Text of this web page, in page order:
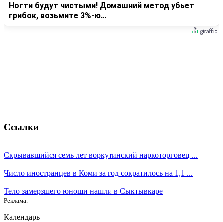
Ногти будут чистыми! Домашний метод убьет
грибок, возьмите 3%-ю…
Ссылки
Скрывавшийся семь лет воркутинский наркоторговец ...
Число иностранцев в Коми за год сократилось на 1,1 ...
Тело замерзшего юноши нашли в Сыктывкаре
Реклама.
Календарь